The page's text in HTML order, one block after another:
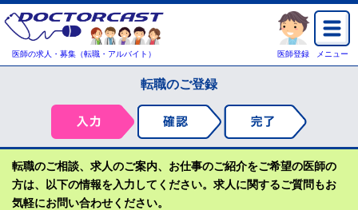
医師の求人・募集（転職・アルバイト） 医師登録 メニュー
転職のご登録
転職のご相談、求人のご案内、お仕事のご紹介をご希望の医師の
方は、以下の情報を入力してください。求人に関するご質問もお
気軽にお問い合わせください。